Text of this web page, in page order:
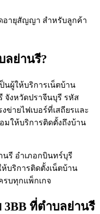
ายุสัญญา สำหรับลูกค้า
ลย่านรี?
ป็นผู้ให้บริการเน็ตบ้าน
จังหวัดปราจีนบุรี รหัส
ข่ายไฟเบอร์ที่เสถียรและ
มให้บริการติดตั้งถึงบ้าน
รี อำเภอกบินทร์บุรี
บริการติดตั้งเน็ตบ้าน
รบทุกแพ็กเกจ
ที่ตำบลย่านรี